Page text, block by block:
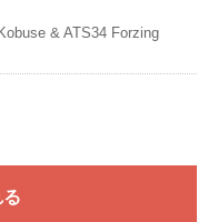
& ATS34 Forzing